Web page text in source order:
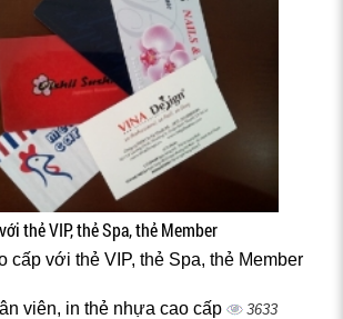
thẻ VIP, thẻ Spa, thẻ Member
cấp với thẻ VIP, thẻ Spa, thẻ Member
viên, in thẻ nhựa cao cấp 3633